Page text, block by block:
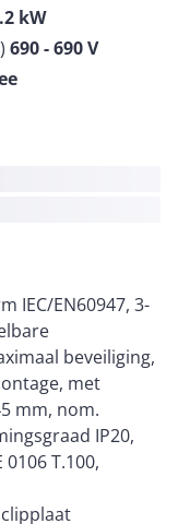
kW
690 - 690V
IEC/EN60947, 3-
beveiliging,
met
mm, nom.
IP20,
T.100,